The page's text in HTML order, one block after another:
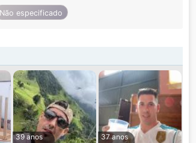
Não especificado
39 anos
37 anos